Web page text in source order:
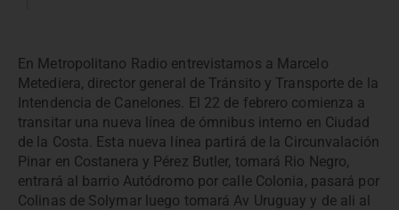
En Metropolitano Radio entrevistamos a Marcelo
Metediera, director general de Tránsito y Transporte de la
Intendencia de Canelones. El 22 de febrero comienza a
transitar una nueva línea de ómnibus interno en Ciudad
de la Costa. Esta nueva línea partirá de la Circunvalación
Pinar en Costanera y Pérez Butler, tomará Rio Negro,
entrará al barrio Autódromo por calle Colonia, pasará por
Colinas de Solymar luego tomará Av Uruguay y de ali al